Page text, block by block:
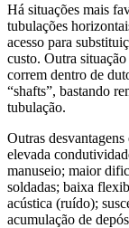
Há situações mais
tubulações
acesso para
custo. Outra
correm dentro de
“shafts”, bastando
tubulação.
Outras
elevada
manuseio; maior
soldadas; baixa
acústica (ruído);
acumulação de